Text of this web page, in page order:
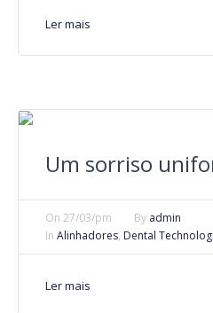
Ler mais
Um sorriso
On 27/03/pm By admin
In Alinhadores, Dental
Ler mais